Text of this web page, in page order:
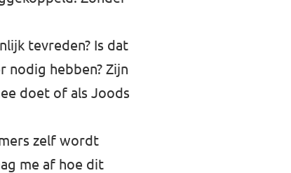
tevreden? Is dat
nodig hebben? Zijn
doet of als Joods
zelf wordt
me af hoe dit